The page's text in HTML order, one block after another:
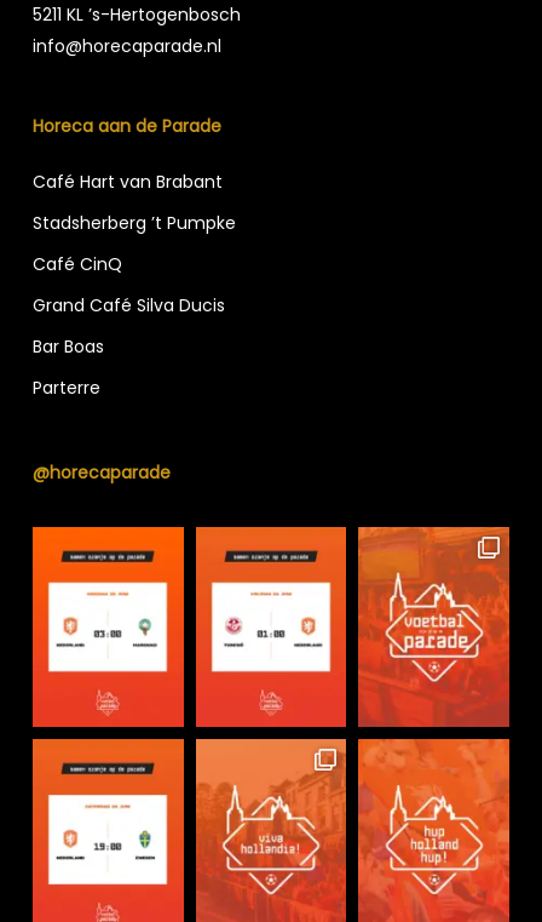
5211 KL ’s-Hertogenbosch
info@horecaparade.nl
Horeca aan de Parade
Café Hart van Brabant
Stadsherberg ’t Pumpke
Café CinQ
Grand Café Silva Ducis
Bar Boas
Parterre
@horecaparade